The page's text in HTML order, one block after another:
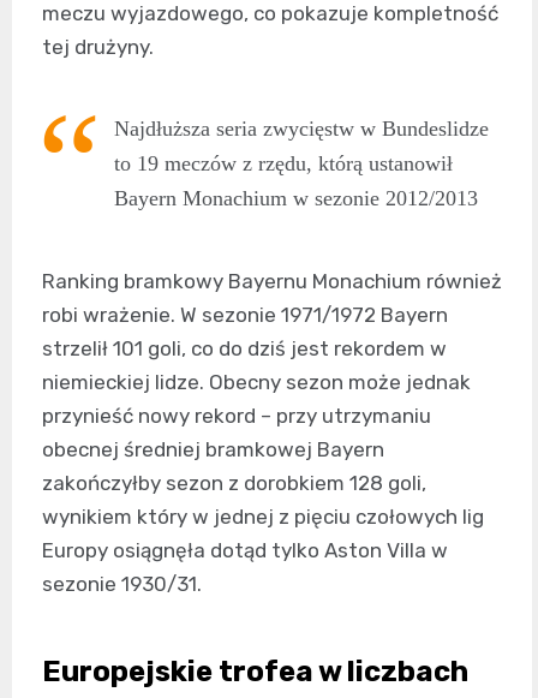
meczu wyjazdowego, co pokazuje kompletność
tej drużyny.
Najdłuższa seria zwycięstw w Bundeslidze
to 19 meczów z rzędu, którą ustanowił
Bayern Monachium w sezonie 2012/2013
Ranking bramkowy Bayernu Monachium również
robi wrażenie. W sezonie 1971/1972 Bayern
strzelił 101 goli, co do dziś jest rekordem w
niemieckiej lidze. Obecny sezon może jednak
przynieść nowy rekord – przy utrzymaniu
obecnej średniej bramkowej Bayern
zakończyłby sezon z dorobkiem 128 goli,
wynikiem który w jednej z pięciu czołowych lig
Europy osiągnęła dotąd tylko Aston Villa w
sezonie 1930/31.
Europejskie trofea w liczbach